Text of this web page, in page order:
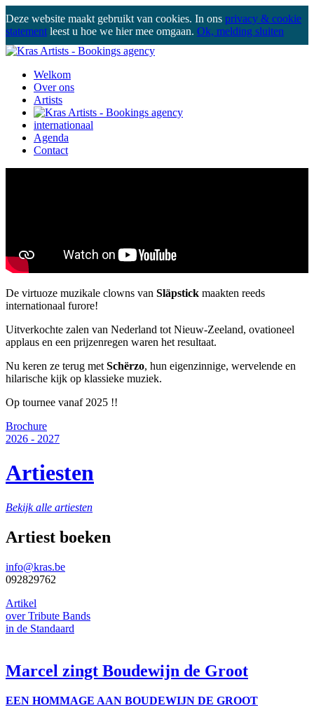
Deze website maakt gebruikt van cookies. In ons privacy & cookie
statement leest u hoe we hier mee omgaan. Ok, melding sluiten
Welkom
Over ons
Artists
internationaal
Agenda
Contact
De virtuoze muzikale clowns van Släpstick maakten reeds
internationaal furore!
Uitverkochte zalen van Nederland tot Nieuw-Zeeland, ovationeel
applaus en een prijzenregen waren het resultaat.
Nu keren ze terug met Schërzo, hun eigenzinnige, wervelende en
hilarische kijk op klassieke muziek.
Op tournee vanaf 2025 !!
Brochure
2026 - 2027
Artiesten
Bekijk alle artiesten
Artiest boeken
info@kras.be
092829762
Artikel
over Tribute Bands
in de Standaard
Marcel zingt Boudewijn de Groot
EEN HOMMAGE AAN BOUDEWIJN DE GROOT